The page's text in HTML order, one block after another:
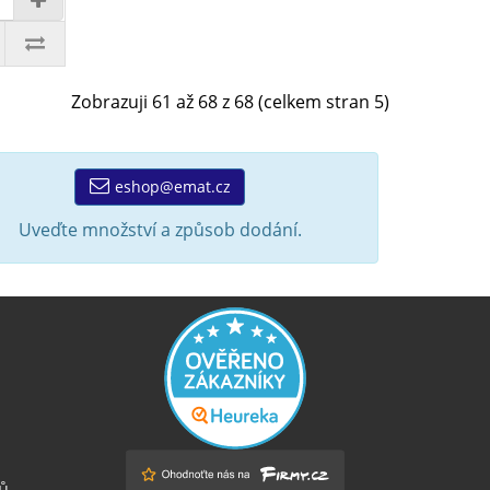
Zobrazuji 61 až 68 z 68 (celkem stran 5)
eshop@emat.cz
Uveďte množství a způsob dodání.